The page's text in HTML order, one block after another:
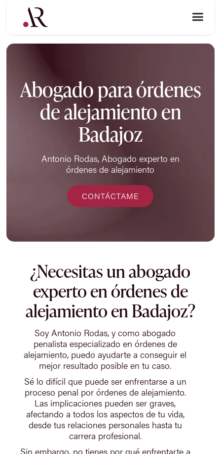
Abogado para órdenes
de alejamiento en
Badajoz
Antonio Rodas, Abogado experto en
órdenes de alejamiento
CONTÁCTAME
¿Necesitas un abogado
experto en órdenes de
alejamiento en Badajoz?
Soy Antonio Rodas, y como abogado
penalista especializado en órdenes de
alejamiento, puedo ayudarte a conseguir el
mejor resultado posible en tu caso.
Sé lo difícil que puede ser enfrentarse a un
proceso penal por órdenes de alejamiento.
Las implicaciones pueden ser graves,
afectando a todos los aspectos de tu vida,
desde tus relaciones personales hasta tu
carrera profesional.
Sin embargo, no tienes por qué enfrentarte a